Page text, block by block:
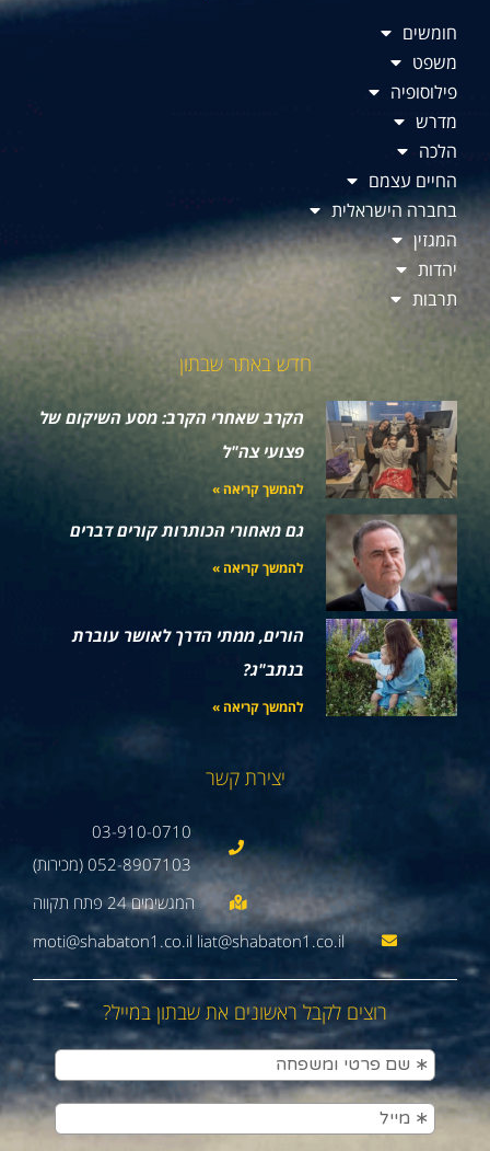
חומשים
משפט
פילוסופיה
מדרש
הלכה
החיים עצמם
בחברה הישראלית
המגזין
יהדות
תרבות
חדש באתר שבתון
הקרב שאחרי הקרב: מסע השיקום של
פצועי צה"ל
להמשך קריאה »
גם מאחורי הכותרות קורים דברים
להמשך קריאה »
הורים, ממתי הדרך לאושר עוברת
בנתב"ג?
להמשך קריאה »
יצירת קשר
03-910-0710
052-8907103 (מכירות)
moti@shabaton1.co.il liat@shabaton1.co.il
רוצים לקבל ראשונים את שבתון במייל?